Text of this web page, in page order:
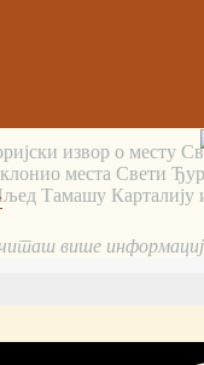
извор о месту
места Свети
Тамашу Карталију
више